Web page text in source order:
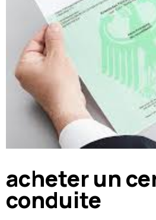
acheter un
conduite